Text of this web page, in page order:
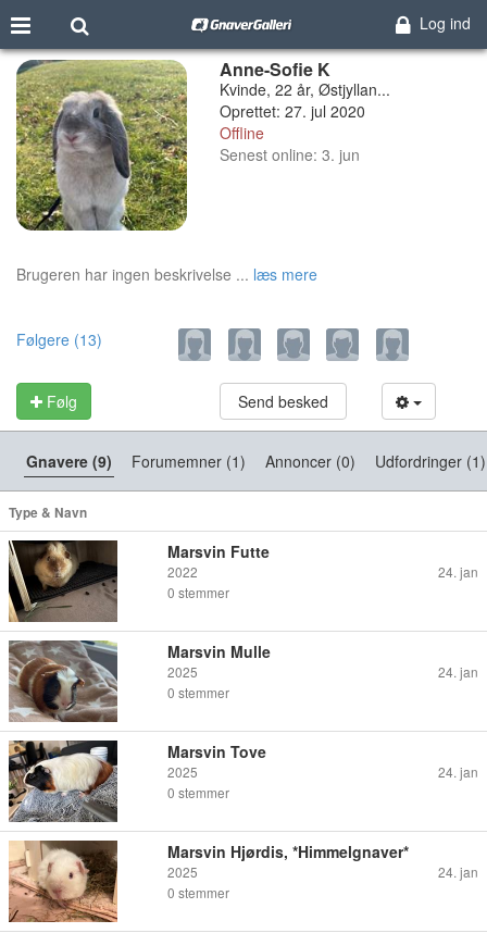
Log ind
Anne-Sofie K
Kvinde, 22 år, Østjyllan...
Oprettet: 27. jul 2020
Offline
Senest online: 3. jun
Brugeren har ingen beskrivelse ... læs mere
Følgere (13)
Følg Send besked
Gnavere (9) Forumemner (1) Annoncer (0) Udfordringer (1)
Type & Navn
Marsvin Futte
2022
24. jan
0 stemmer
Marsvin Mulle
2025
24. jan
0 stemmer
Marsvin Tove
2025
24. jan
0 stemmer
Marsvin Hjørdis, *Himmelgnaver*
2025
24. jan
0 stemmer